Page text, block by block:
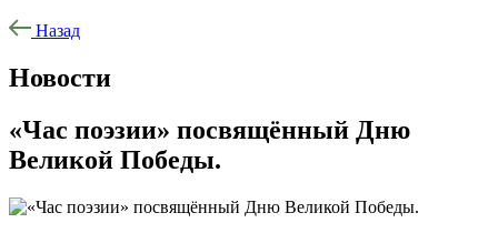
Назад
Новости
«Час поэзии» посвящённый Дню
Великой Победы.